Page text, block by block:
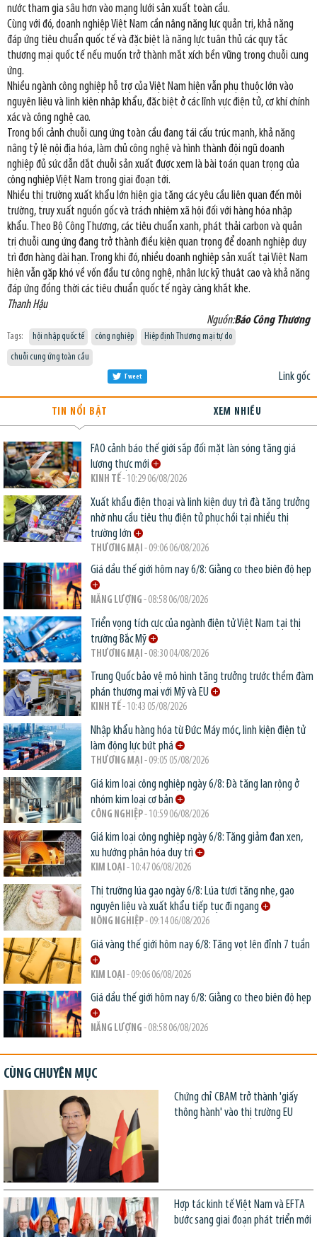
nước tham gia sâu hơn vào mạng lưới sản xuất toàn cầu.
Cùng với đó, doanh nghiệp Việt Nam cần nâng năng lực quản trị, khả năng
đáp ứng tiêu chuẩn quốc tế và đặc biệt là năng lực tuân thủ các quy tắc
thương mại quốc tế nếu muốn trở thành mắt xích bền vững trong chuỗi cung
ứng.
Nhiều ngành công nghiệp hỗ trợ của Việt Nam hiện vẫn phụ thuộc lớn vào
nguyên liệu và linh kiện nhập khẩu, đặc biệt ở các lĩnh vực điện tử, cơ khí chính
xác và công nghệ cao.
Trong bối cảnh chuỗi cung ứng toàn cầu đang tái cấu trúc mạnh, khả năng
nâng tỷ lệ nội địa hóa, làm chủ công nghệ và hình thành đội ngũ doanh
nghiệp đủ sức dẫn dắt chuỗi sản xuất được xem là bài toán quan trọng của
công nghiệp Việt Nam trong giai đoạn tới.
Nhiều thị trường xuất khẩu lớn hiện gia tăng các yêu cầu liên quan đến môi
trường, truy xuất nguồn gốc và trách nhiệm xã hội đối với hàng hóa nhập
khẩu. Theo Bộ Công Thương, các tiêu chuẩn xanh, phát thải carbon và quản
trị chuỗi cung ứng đang trở thành điều kiện quan trọng để doanh nghiệp duy
trì đơn hàng dài hạn. Trong khi đó, nhiều doanh nghiệp sản xuất tại Việt Nam
hiện vẫn gặp khó về vốn đầu tư công nghệ, nhân lực kỹ thuật cao và khả năng
đáp ứng đồng thời các tiêu chuẩn quốc tế ngày càng khắt khe.
Thanh Hậu
Nguồn:Báo Công Thương
Tags: hội nhập quốc tế công nghiệp
Hiệp định Thương mại tự do
chuỗi cung ứng toàn cầu
Link gốc
Tweet
TIN NỔI BẬT XEM NHIỀU
FAO cảnh báo thế giới sắp đối mặt làn sóng tăng giá
lương thực mới
KINH TẾ- 10:29 06/08/2026
Xuất khẩu điện thoại và linh kiện duy trì đà tăng trưởng
nhờ nhu cầu tiêu thụ điện tử phục hồi tại nhiều thị
trường lớn
THƯƠNG MẠI - 09:06 06/08/2026
Giá dầu thế giới hôm nay 6/8: Giằng co theo biên độ hẹp
NĂNG LƯỢNG - 08:58 06/08/2026
Triển vọng tích cực của ngành điện tử Việt Nam tại thị
trường Bắc Mỹ
THƯƠNG MẠI - 08:30 04/08/2026
Trung Quốc bảo vệ mô hình tăng trưởng trước thềm đàm
phán thương mại với Mỹ và EU
KINH TẾ- 10:43 05/08/2026
Nhập khẩu hàng hóa từ Đức: Máy móc, linh kiện điện tử
làm động lực bứt phá
THƯƠNG MẠI - 09:05 05/08/2026
Giá kim loại công nghiệp ngày 6/8: Đà tăng lan rộng ở
nhóm kim loại cơ bản
CÔNG NGHIỆP- 10:59 06/08/2026
Giá kim loại công nghiệp ngày 6/8: Tăng giảm đan xen,
xu hướng phân hóa duy trì
KIM LOẠI - 10:47 06/08/2026
Thị trường lúa gạo ngày 6/8: Lúa tươi tăng nhẹ, gạo
nguyên liệu và xuất khẩu tiếp tục đi ngang
NÔNG NGHIỆP- 09:14 06/08/2026
Giá vàng thế giới hôm nay 6/8: Tăng vọt lên đỉnh 7 tuần
KIM LOẠI - 09:06 06/08/2026
Giá dầu thế giới hôm nay 6/8: Giằng co theo biên độ hẹp
NĂNG LƯỢNG - 08:58 06/08/2026
CÙNG CHUYÊN MỤC
Chứng chỉ CBAM trở thành 'giấy
thông hành' vào thị trường EU
Hợp tác kinh tế Việt Nam và EFTA
bước sang giai đoạn phát triển mới